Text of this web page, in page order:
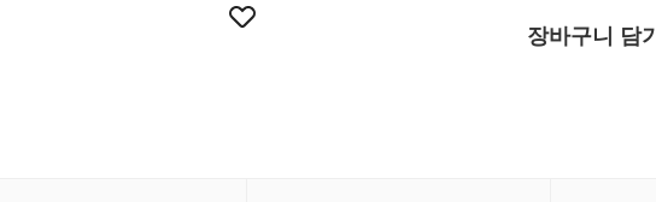
장바구니 담기